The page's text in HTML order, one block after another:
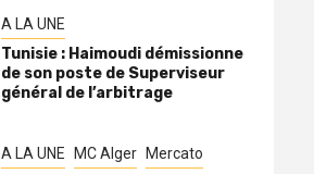
A LA UNE
Tunisie : Haimoudi démissionne
de son poste de Superviseur
général de l’arbitrage
A LA UNE MC Alger Mercato